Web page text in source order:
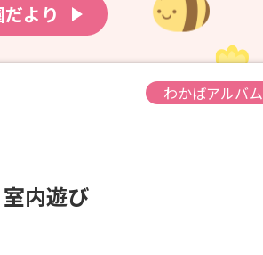
だより
わかばアルバム
内遊び